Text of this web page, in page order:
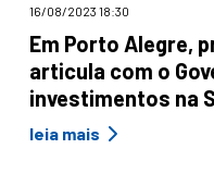
16/08/2023 18:30
Em Porto Alegre,
articula com o
investimentos na
leia mais